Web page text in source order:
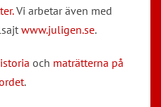
Vi arbetar även med
www.juligen.se.
och maträtterna på
.